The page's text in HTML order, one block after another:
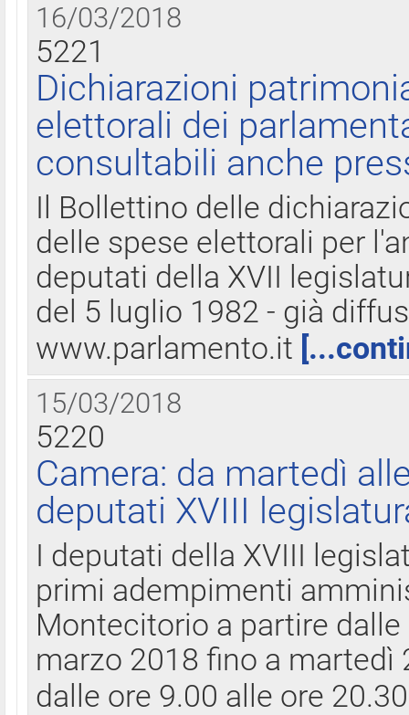
16/03/2018
5221
Dichiarazioni
elettorali dei
consultabili anche
Il Bollettino delle
delle spese elettorali per
deputati della XVII
del 5 luglio 1982 - già
www.parlamento.it
15/03/2018
5220
Camera: da martedì
deputati XVIII
I deputati della XVIII
primi adempimenti
Montecitorio a partire
marzo 2018 fino a
dalle ore 9.00 alle ore